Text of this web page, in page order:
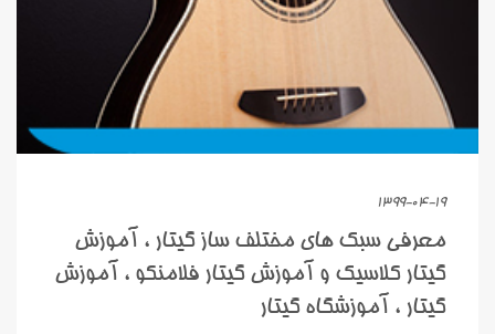
1399-04-19
معرفی سبک های مختلف ساز گیتار ، آموزش
گیتار کلاسیک و آموزش گیتار فلامنکو ، آموزش
گیتار ، آموزشگاه گیتار